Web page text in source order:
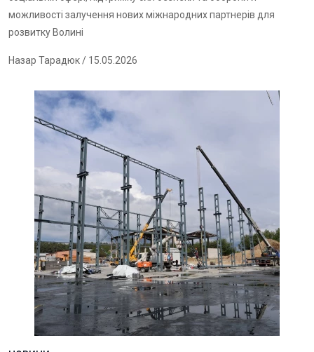
можливості залучення нових міжнародних партнерів для
розвитку Волині
Назар Тарадюк/ 15.05.2026